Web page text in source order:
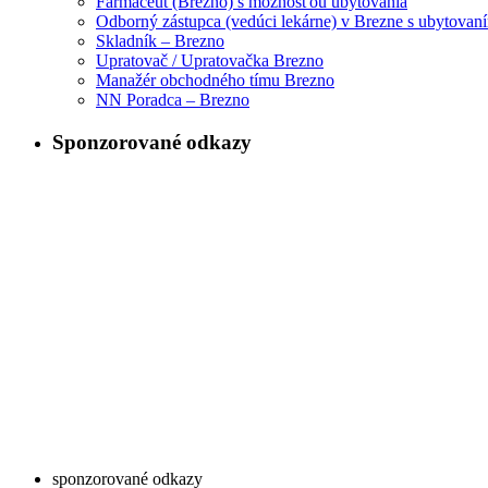
Odborný zástupca (vedúci lekárne) v Brezne s
Skladník – Brezno
Upratovač / Upratovačka Brezno
Manažér obchodného tímu Brezno
NN Poradca – Brezno
Sponzorované odkazy
sponzorované odkazy